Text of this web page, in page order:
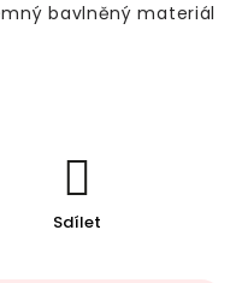
bavlněný materiál
Sdílet